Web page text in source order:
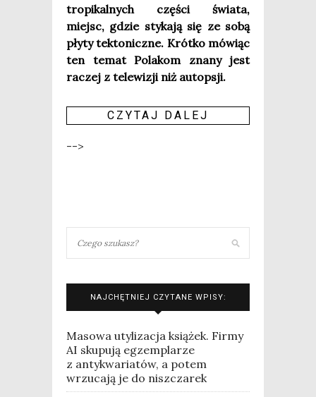
tro­pi­kal­nych czę­ści świa­ta,
miejsc, gdzie sty­ka­ją się ze sobą
pły­ty tek­to­nicz­ne. Krót­ko mówiąc
ten temat Pola­kom zna­ny jest
raczej z tele­wi­zji niż autopsji.
CZY­TAJ DALEJ
-->
NAJCHĘTNIEJ CZYTANE WPISY:
Masowa utylizacja książek. Firmy
AI skupują egzemplarze
z antykwariatów, a potem
wrzucają je do niszczarek